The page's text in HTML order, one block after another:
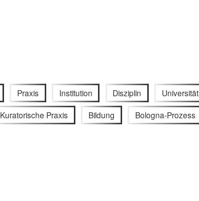
Praxis Institution Disziplin Universität
Kuratorische Praxis Bildung Bologna-Prozess